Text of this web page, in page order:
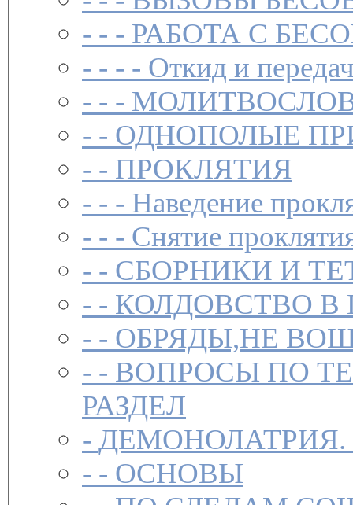
- - - РАБОТА С
- - - - Откид и
- - -
- - ОДНОПОЛЫЕ
- - ПРОКЛЯТИЯ
- - - Наведение
- - - Снятие
- - СБОРНИКИ И
- - КОЛДОВСТВО В
- - ОБРЯДЫ,НЕ
- - ВОПРОСЫ ПО
РАЗДЕЛ
-
- - ОСНОВЫ